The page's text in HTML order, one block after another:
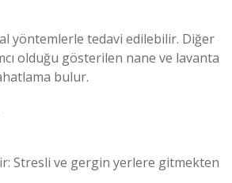
yöntemlerle tedavi edilebilir. Diğer
olduğu gösterilen nane ve lavanta
bulur.
Stresli ve gergin yerlere gitmekten